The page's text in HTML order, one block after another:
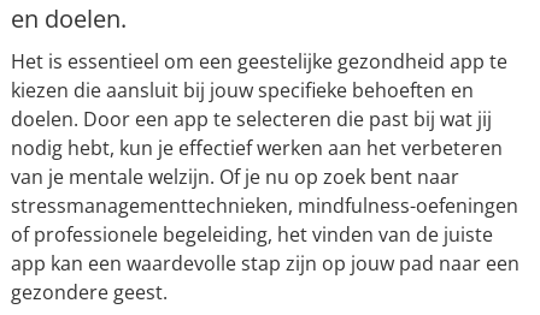
en doelen.
Het is essentieel om een geestelijke gezondheid app te
kiezen die aansluit bij jouw specifieke behoeften en
doelen. Door een app te selecteren die past bij wat jij
nodig hebt, kun je effectief werken aan het verbeteren
van je mentale welzijn. Of je nu op zoek bent naar
stressmanagementtechnieken, mindfulness-oefeningen
of professionele begeleiding, het vinden van de juiste
app kan een waardevolle stap zijn op jouw pad naar een
gezondere geest.